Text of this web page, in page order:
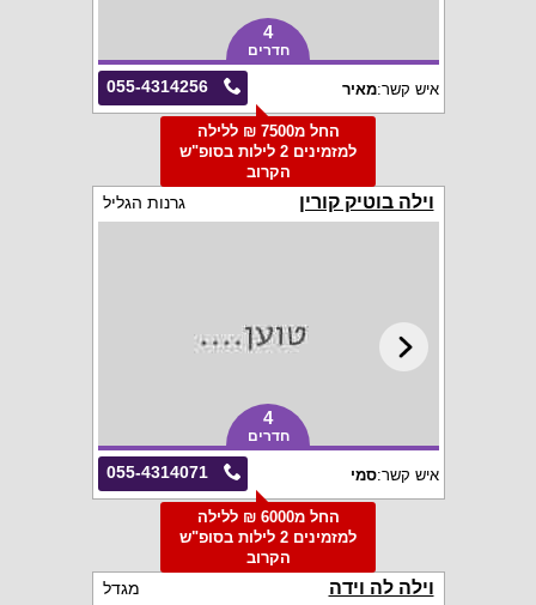
4
חדרים
055-4314256 איש קשר:מאיר
החל מ7500 ₪ ללילה
למזמינים 2 לילות בסופ"ש
הקרוב
וילה בוטיק קורין גרנות הגליל
4
חדרים
055-4314071 איש קשר:סמי
החל מ6000 ₪ ללילה
למזמינים 2 לילות בסופ"ש
הקרוב
וילה לה וידה מגדל